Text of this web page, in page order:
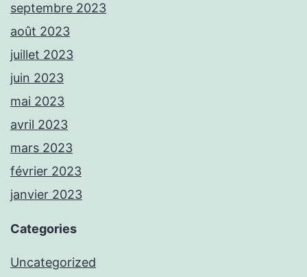
septembre 2023
août 2023
juillet 2023
juin 2023
mai 2023
avril 2023
mars 2023
février 2023
janvier 2023
Categories
Uncategorized